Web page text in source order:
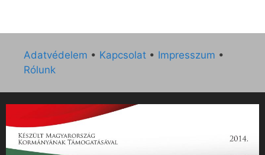
Adatvédelem • Kapcsolat • Impresszum •
Rólunk